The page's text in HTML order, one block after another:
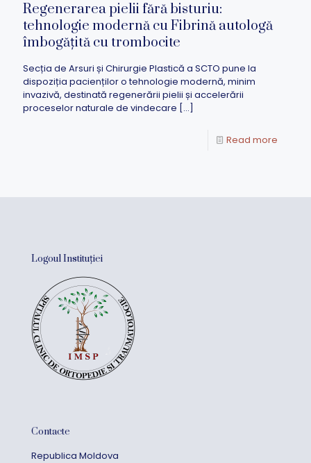
Regenerarea pielii fără bisturiu:
tehnologie modernă cu Fibrină autologă
îmbogățită cu trombocite
Secția de Arsuri și Chirurgie Plastică a SCTO pune la
dispoziția pacienților o tehnologie modernă, minim
invazivă, destinată regenerării pielii și accelerării
proceselor naturale de vindecare […]
Read more
Logoul Instituției
Contacte
Republica Moldova